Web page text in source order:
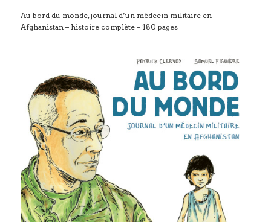
Au bord du monde, journal d’un médecin militaire en
Afghanistan – histoire complète – 180 pages